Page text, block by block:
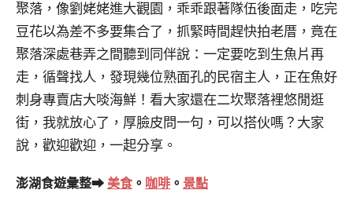
聚落，像劉姥姥進大觀園，乖乖跟著隊伍後面走，吃完
豆花以為差不多要集合了，抓緊時間趕快拍老厝，竟在
聚落深處巷弄之間聽到同伴說：一定要吃到生魚片再
走，循聲找人，發現幾位熟面孔的民宿主人，正在魚好
刺身專賣店大啖海鮮！看大家還在二坎聚落裡悠閒逛
街，我就放心了，厚臉皮問一句，可以搭伙嗎？大家
說，歡迎歡迎，一起分享。
澎湖食遊彙整➡ 美食。 咖啡 。 景點